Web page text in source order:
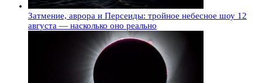
Затмение, аврора и Персеиды: тройное небесное шоу 12
августа — насколько оно реально